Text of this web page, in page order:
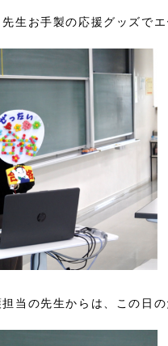
生お手製の応援グッズでエ
当の先生からは、この日